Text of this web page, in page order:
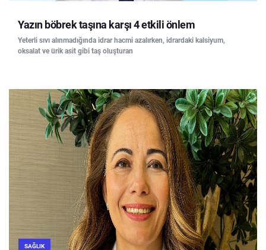
Yazın böbrek taşına karşı 4 etkili önlem
Yeterli sıvı alınmadığında idrar hacmi azalırken, idrardaki kalsiyum,
oksalat ve ürik asit gibi taş oluşturan
SAĞLIK